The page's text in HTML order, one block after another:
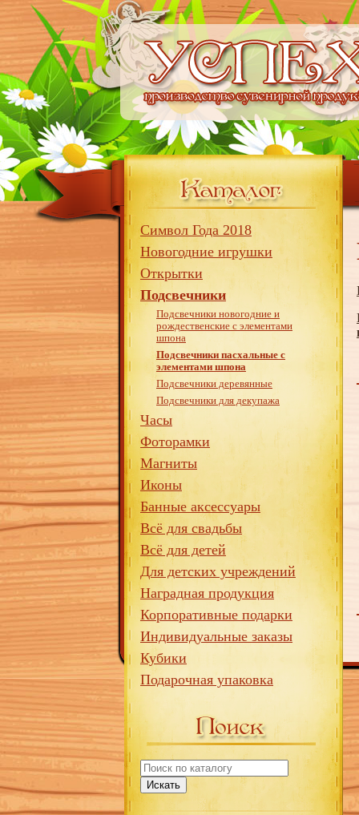
Символ Года 2018
Новогодние игрушки
Открытки
Подсвечники
Подсвечники новогодние и
рождественские с элементами
шпона
Подсвечники пасхальные с
элементами шпона
Подсвечники деревянные
Подсвечники для декупажа
Часы
Фоторамки
Магниты
Иконы
Банные аксессуары
Всё для свадьбы
Всё для детей
Для детских учреждений
Наградная продукция
Корпоративные подарки
Индивидуальные заказы
Кубики
Подарочная упаковка
Искать